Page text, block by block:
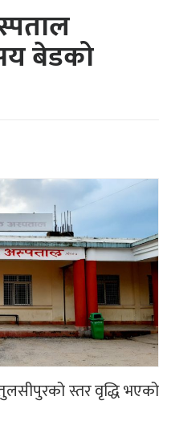
बेडको
स्तर वृद्धि भएको